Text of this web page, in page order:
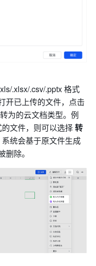
.xlsx/.csv/.pptx格式
开已上传的文件，点击
为的云文档类型。例
文件，则可以选择 转
系统会基于原文件生成
除。